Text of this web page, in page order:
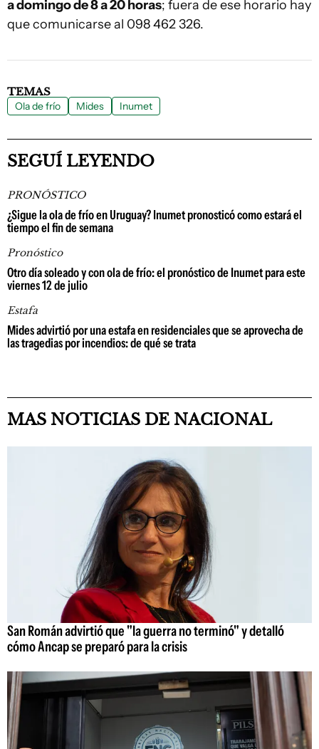
a domingo de 8 a 20 horas; fuera de ese horario hay
que comunicarse al 098 462 326.
TEMAS
Ola de frío Mides Inumet
SEGUÍ LEYENDO
PRONÓSTICO
¿Sigue la ola de frío en Uruguay? Inumet pronosticó como estará el
tiempo el fin de semana
Pronóstico
Otro día soleado y con ola de frío: el pronóstico de Inumet para este
viernes 12 de julio
Estafa
Mides advirtió por una estafa en residenciales que se aprovecha de
las tragedias por incendios: de qué se trata
MAS NOTICIAS DE NACIONAL
San Román advirtió que "la guerra no terminó" y detalló
cómo Ancap se preparó para la crisis